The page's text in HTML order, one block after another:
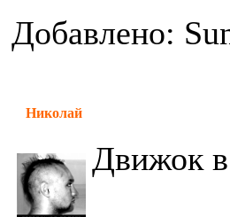
Добавлено:
Николай
Движок в